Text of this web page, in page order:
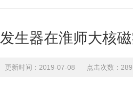
生器在淮师大核
更新时间：2019-07-08 点击次数：